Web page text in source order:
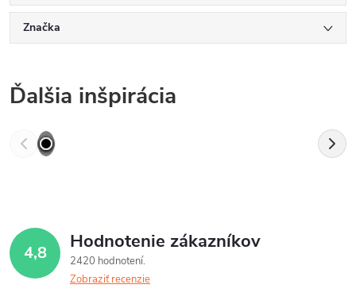
Značka
Ďalšia inšpirácia
4,8 Hodnotenie zákazníkov
2420 hodnotení
Zobraziť recenzie